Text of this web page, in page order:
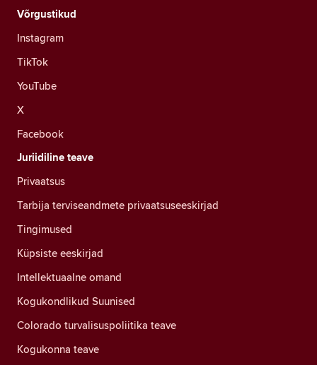
Võrgustikud
Instagram
TikTok
YouTube
X
Facebook
Juriidiline teave
Privaatsus
Tarbija terviseandmete privaatsuseeskirjad
Tingimused
Küpsiste eeskirjad
Intellektuaalne omand
Kogukondlikud Suunised
Colorado turvalisuspoliitika teave
Kogukonna teave